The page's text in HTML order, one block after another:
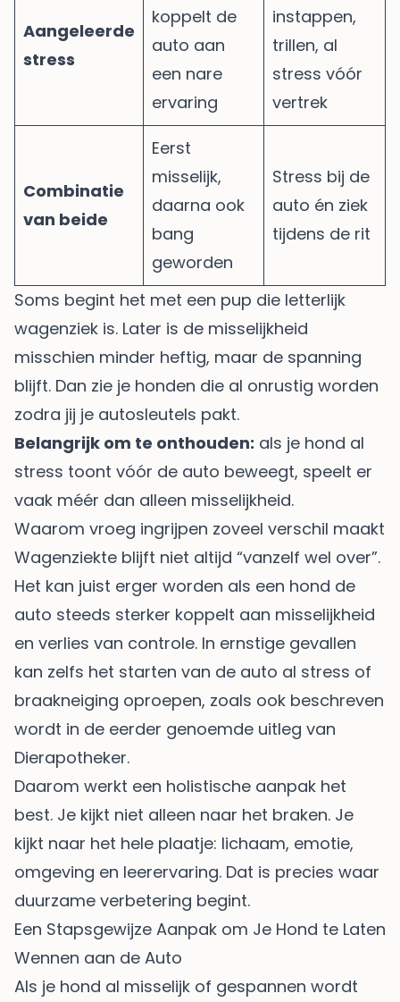
Aangeleerde
stress
koppelt de
auto aan
een nare
ervaring
instappen,
trillen, al
stress vóór
vertrek
Combinatie
van beide
Eerst
misselijk,
daarna ook
bang
geworden
Stress bij de
auto én ziek
tijdens de rit
Soms begint het met een pup die letterlijk
wagenziek is. Later is de misselijkheid
misschien minder heftig, maar de spanning
blijft. Dan zie je honden die al onrustig worden
zodra jij je autosleutels pakt.
Belangrijk om te onthouden: als je hond al
stress toont vóór de auto beweegt, speelt er
vaak méér dan alleen misselijkheid.
Waarom vroeg ingrijpen zoveel verschil maakt
Wagenziekte blijft niet altijd “vanzelf wel over”.
Het kan juist erger worden als een hond de
auto steeds sterker koppelt aan misselijkheid
en verlies van controle. In ernstige gevallen
kan zelfs het starten van de auto al stress of
braakneiging oproepen, zoals ook beschreven
wordt in de eerder genoemde uitleg van
Dierapotheker.
Daarom werkt een holistische aanpak het
best. Je kijkt niet alleen naar het braken. Je
kijkt naar het hele plaatje: lichaam, emotie,
omgeving en leerervaring. Dat is precies waar
duurzame verbetering begint.
Een Stapsgewijze Aanpak om Je Hond te Laten
Wennen aan de Auto
Als je hond al misselijk of gespannen wordt